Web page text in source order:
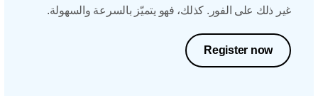
غير ذلك على الفور. كذلك، فهو يتميّز بالسرعة والسهولة.
Register now